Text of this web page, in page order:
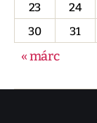
23
24
30
31
« márc